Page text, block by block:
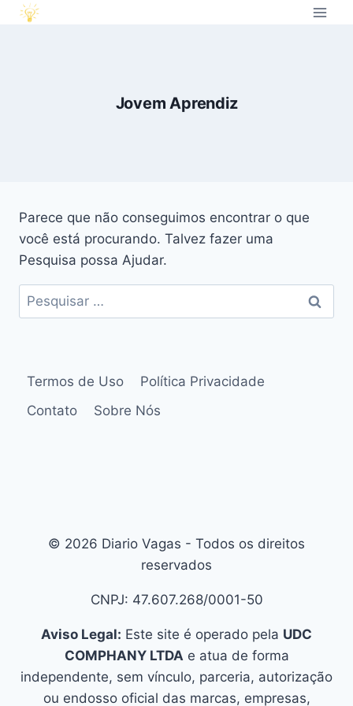
Jovem Aprendiz
Parece que não conseguimos encontrar o que
você está procurando. Talvez fazer uma
Pesquisa possa Ajudar.
Termos de Uso
Política Privacidade
Contato
Sobre Nós
© 2026 Diario Vagas - Todos os direitos
reservados
CNPJ: 47.607.268/0001-50
Aviso Legal: Este site é operado pela UDC
COMPHANY LTDAe atua de forma
independente, sem vínculo, parceria, autorização
ou endosso oficial das marcas, empresas,